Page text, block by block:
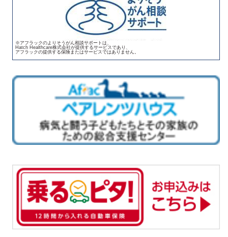
※アフラックのよりそうがん相談サポートは、
Hatch Healthcare株式会社が提供するサービスであり、
アフラックの提供する保険またはサービスではありません。